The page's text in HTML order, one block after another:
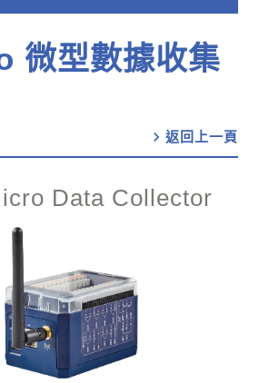
微型數據收集
chevron_right
Data Collector